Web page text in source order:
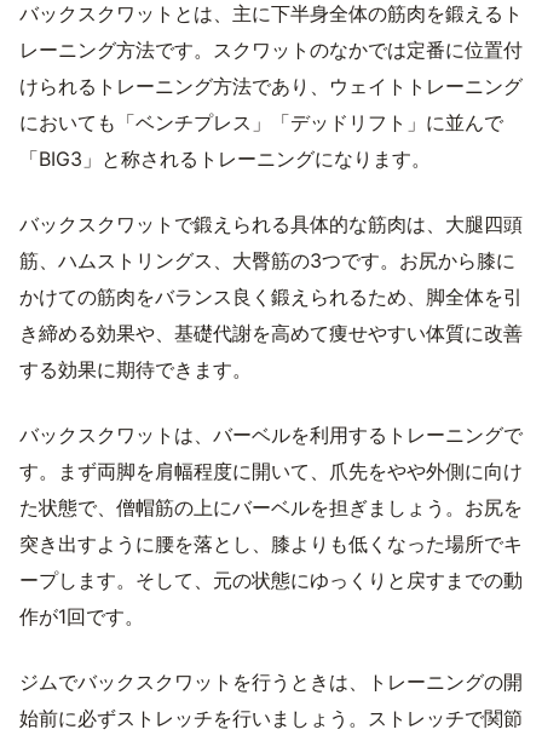
バックスクワットとは、主に下半身全体の筋肉を鍛えるト
レーニング方法です。スクワットのなかでは定番に位置付
けられるトレーニング方法であり、ウェイトトレーニング
においても「ベンチプレス」「デッドリフト」に並んで
「BIG3」と称されるトレーニングになります。
バックスクワットで鍛えられる具体的な筋肉は、大腿四頭
筋、ハムストリングス、大臀筋の3つです。お尻から膝に
かけての筋肉をバランス良く鍛えられるため、脚全体を引
き締める効果や、基礎代謝を高めて痩せやすい体質に改善
する効果に期待できます。
バックスクワットは、バーベルを利用するトレーニングで
す。まず両脚を肩幅程度に開いて、爪先をやや外側に向け
た状態で、僧帽筋の上にバーベルを担ぎましょう。お尻を
突き出すように腰を落とし、膝よりも低くなった場所でキ
ープします。そして、元の状態にゆっくりと戻すまでの動
作が1回です。
ジムでバックスクワットを行うときは、トレーニングの開
始前に必ずストレッチを行いましょう。ストレッチで関節